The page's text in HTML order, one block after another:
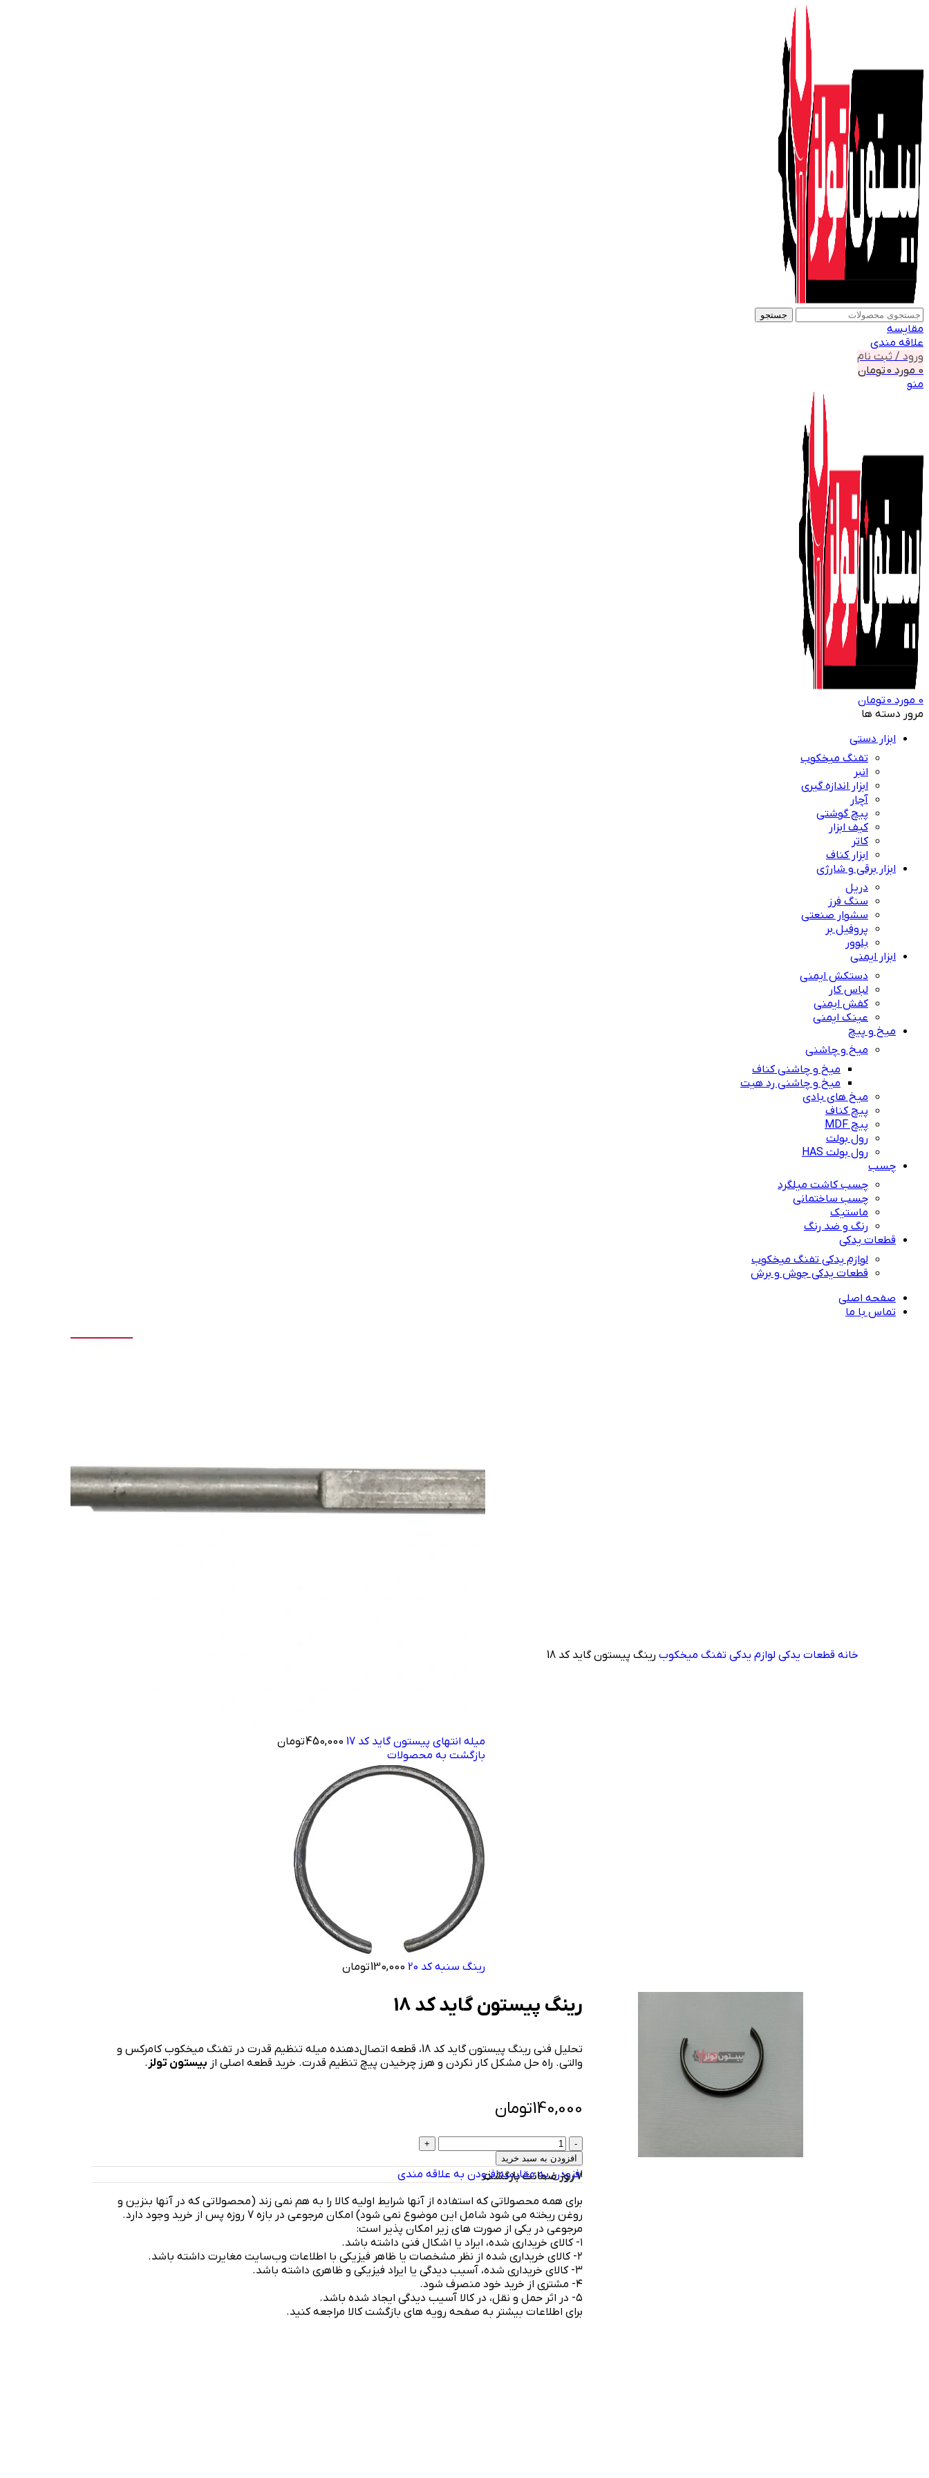
جستجو
مقايسه
علاقه مندی
ورود / ثبت نام
0 مورد 0تومان
منو
0 مورد 0تومان
مرور دسته ها
ابزار دستی
تفنگ میخکوب
انبر
ابزار اندازه گیری
آچار
پیچ گوشتی
کیف ابزار
کاتر
ابزار کناف
ابزار برقی و شارژی
دریل
سنگ فرز
سشوار صنعتی
پروفیل بر
بلوور
ابزار ایمنی
دستکش ایمنی
لباس کار
کفش ایمنی
عینک ایمنی
میخ و پیچ
میخ و چاشنی
میخ و چاشنی کناف
میخ و چاشنی رد هیت
میخ های بادی
پیچ کناف
پیچ MDF
رول بولت
رول بولت HAS
چسب
چسب کاشت میلگرد
چسب ساختمانی
ماستیک
رنگ و ضد رنگ
قطعات یدکی
لوازم یدکی تفنگ میخکوب
قطعات یدکی جوش و برش
صفحه اصلی
تماس با ما
خانه قطعات یدکی لوازم یدکی تفنگ میخکوب رینگ پیستون گاید کد 18
میله انتهای پیستون گاید کد 17 450,000تومان
بازگشت به محصولات
رینگ سنبه کد 20 130,000تومان
رینگ پیستون گاید کد 18
تحلیل فنی رینگ پیستون گاید کد 18، قطعه اتصال‌دهنده میله تنظیم قدرت در تفنگ میخکوب کامرکس و
والتی. راه حل مشکل کار نکردن و هرز چرخیدن پیچ تنظیم قدرت. خرید قطعه اصلی از بیستون تولز.
140,000تومان
افزودن به سبد خرید
افزودن به مقایسهافزودن به علاقه مندی
7 روز ضمانت بازگشت
برای همه محصولاتی که استفاده از آنها شرایط اولیه کالا را به هم نمی زند (محصولاتی که در آنها بنزین و
روغن ریخته می شود شامل این موضوع نمی شود) امکان مرجوعی در بازه 7 روزه پس از خرید وجود دارد.
مرجوعی در یکی از صورت های زیر امکان پذیر است:
۱- کالای خریداری شده، ایراد یا اشکال فنی داشته باشد.
۲- کالای خریداری شده از نظر مشخصات یا ظاهر فیزیکی با اطلاعات وب‌سایت مغایرت داشته باشد.
۳- کالای خریداری شده، آسیب دیدگی یا ایراد فیزیکی و ظاهری داشته باشد.
۴- مشتری از خرید خود منصرف شود.
۵- در اثر حمل و نقل، در کالا آسیب دیدگی ایجاد شده باشد.
برای اطلاعات بیشتر به صفحه رویه های بازگشت کالا مراجعه کنید.